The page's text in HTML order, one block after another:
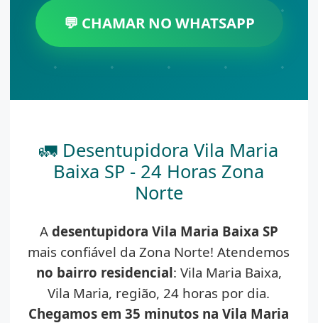
💬 CHAMAR NO WHATSAPP
🚛 Desentupidora Vila Maria
Baixa SP - 24 Horas Zona
Norte
A desentupidora Vila Maria Baixa SP
mais confiável da Zona Norte! Atendemos
no bairro residencial: Vila Maria Baixa,
Vila Maria, região, 24 horas por dia.
Chegamos em 35 minutos na Vila Maria